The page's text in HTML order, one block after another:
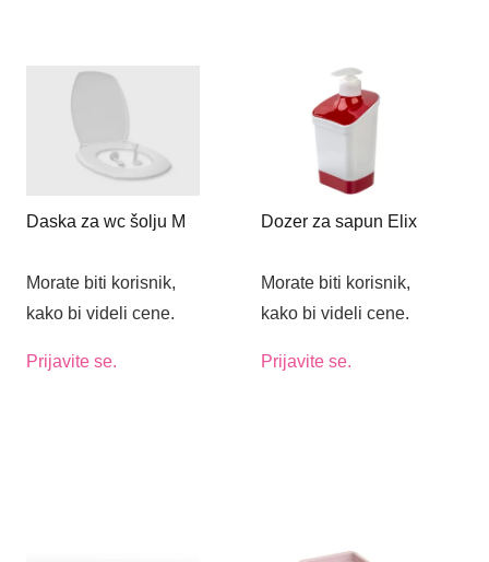
Daska za wc šolju M
Morate biti korisnik,
kako bi videli cene.
Prijavite se.
Dozer za sapun Elix
Morate biti korisnik,
kako bi videli cene.
Prijavite se.